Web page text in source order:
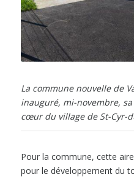
La commune nouvelle de
inauguré, mi-novembre,
cœur du village de St-Cyr-
Pour la commune, cette
pour le développement du